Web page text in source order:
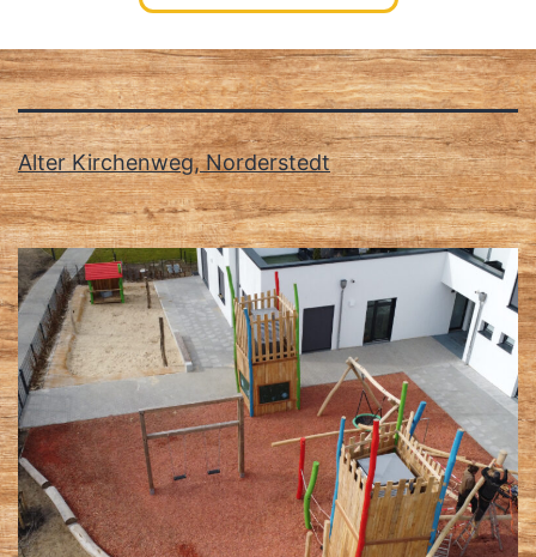
Alter Kirchenweg, Norderstedt